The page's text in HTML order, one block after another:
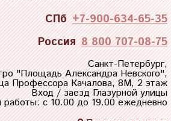
СПб +7-900-634-65-35
Россия 8 800 707-08-75
Санкт-Петербург,
"Площадь Александра Невского",
Профессора Качалова, 8М, 2 этаж
Вход / заезд Глазурной улицы
с 10.00 до 19.00 ежедневно